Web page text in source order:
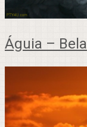
Águia – Bela